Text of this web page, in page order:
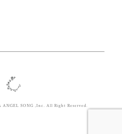
SONG ,Inc. All Right Reserved.